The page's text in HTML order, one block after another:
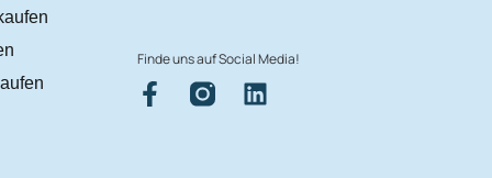
Finde uns auf Social Media!